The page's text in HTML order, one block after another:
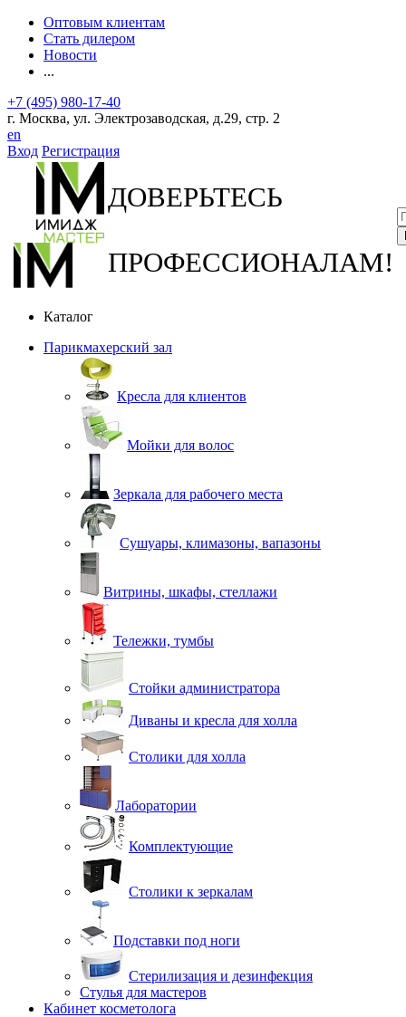
Оптовым клиентам
Стать дилером
Новости
...
+7 (495) 980-17-40
г. Москва, ул. Электрозаводская, д.29, стр. 2
en
Вход Регистрация
ДОВЕРЬТЕСЬ
ПРОФЕССИОНАЛАМ!
Каталог
Парикмахерский зал
Кресла для клиентов
Мойки для волос
Зеркала для рабочего места
Сушуары, климазоны, вапазоны
Витрины, шкафы, стеллажи
Тележки, тумбы
Стойки администратора
Диваны и кресла для холла
Столики для холла
Лаборатории
Комплектующие
Столики к зеркалам
Подставки под ноги
Стерилизация и дезинфекция
Стулья для мастеров
Кабинет косметолога